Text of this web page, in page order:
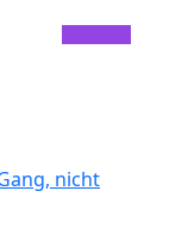
nicht